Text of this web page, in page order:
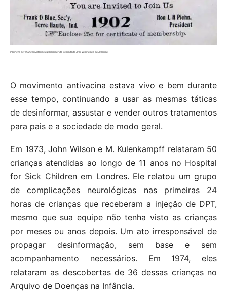
Panfleto de 1902 convidando a participar da Sociedade Anti-Vacinação da América.
O movimento antivacina estava vivo e bem durante
esse tempo, continuando a usar as mesmas táticas
de desinformar, assustar e vender outros tratamentos
para pais e a sociedade de modo geral.
Em 1973, John Wilson e M. Kulenkampff relataram 50
crianças atendidas ao longo de 11 anos no Hospital
for Sick Children em Londres. Ele relatou um grupo
de complicações neurológicas nas primeiras 24
horas de crianças que receberam a injeção de DPT,
mesmo que sua equipe não tenha visto as crianças
por meses ou anos depois. Um ato irresponsável de
propagar desinformação, sem base e sem
acompanhamento necessários. Em 1974, eles
relataram as descobertas de 36 dessas crianças no
Arquivo de Doenças na Infância.